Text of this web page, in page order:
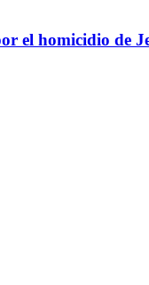
el homicidio de